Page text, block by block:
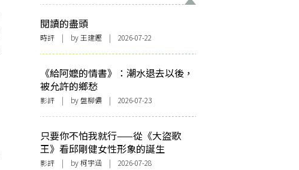
閱讀的盡頭
時評 | by 王建鏗 | 2026-07-22
《給阿嬤的情書》：潮水退去以後，
被允許的鄉愁
影評 | by 盤柳儂 | 2026-07-23
只要你不怕我就行——從《大盜歌
王》看邱剛健女性形象的誕生
影評 | by 柯宇涵 | 2026-07-28